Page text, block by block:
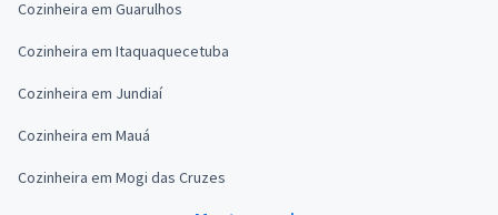
Cozinheira em Guarulhos
Cozinheira em Itaquaquecetuba
Cozinheira em Jundiaí
Cozinheira em Mauá
Cozinheira em Mogi das Cruzes